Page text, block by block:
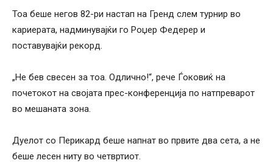
Тоа беше негов 82-ри настап на Гренд слем турнир во
кариерата, надминувајќи го Роџер Федерер и
поставувајќи рекорд.
„Не бев свесен за тоа. Одлично!“, рече Ѓоковиќ на
почетокот на својата прес-конференција по натпреварот
во мешаната зона.
Дуелот со Перикард беше напнат во првите два сета, а не
беше лесен ниту во четвртиот.